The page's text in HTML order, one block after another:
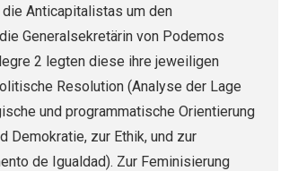
Anticapitalistas um den
Generalsekretärin von Podemos
2 legten diese ihre jeweiligen
Resolution (Analyse der Lage
und programmatische Orientierung
Demokratie, zur Ethik, und zur
de Igualdad). Zur Feminisierung